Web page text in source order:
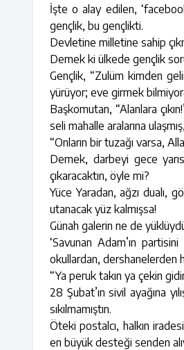
İşte o alay edilen,
gençlik, bu gençlikti.
Devletine milletine sahip
Demek ki ülkede gençlik
Gençlik, “Zulüm kimden
yürüyor; eve girmek
Başkomutan, “Alanlara
seli mahalle aralarına
“Onların bir tuzağı varsa,
Demek, darbeyi gece
çıkaracaktın, öyle mi?
Yüce Yaradan, ağzı dualı,
utanacak yüz kalmışsa!
Günah galerin ne de
‘Savunan Adam’ın
okullardan, dershanelerden
“Ya peruk takın ya çekin
28 Şubat’ın sivil ayağına
sıkılmamıştın.
Öteki postalcı, halkın
en büyük desteği senden